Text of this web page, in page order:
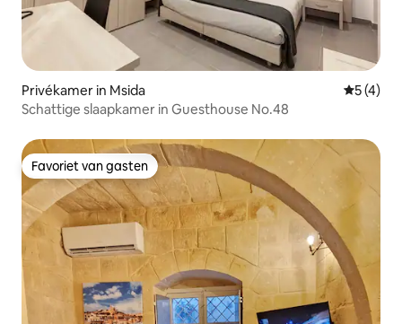
Privékamer in Msida
5 (4)
Schattige slaapkamer in Guesthouse No.48
Favoriet van gasten
Favoriet van gasten